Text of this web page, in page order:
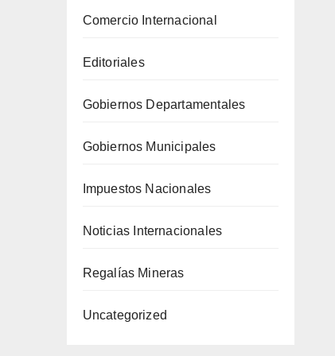
Comercio Internacional
Editoriales
Gobiernos Departamentales
Gobiernos Municipales
Impuestos Nacionales
Noticias Internacionales
Regalías Mineras
Uncategorized